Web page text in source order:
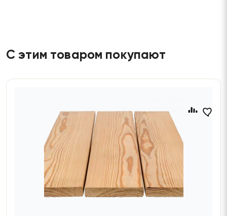
С этим товаром покупают